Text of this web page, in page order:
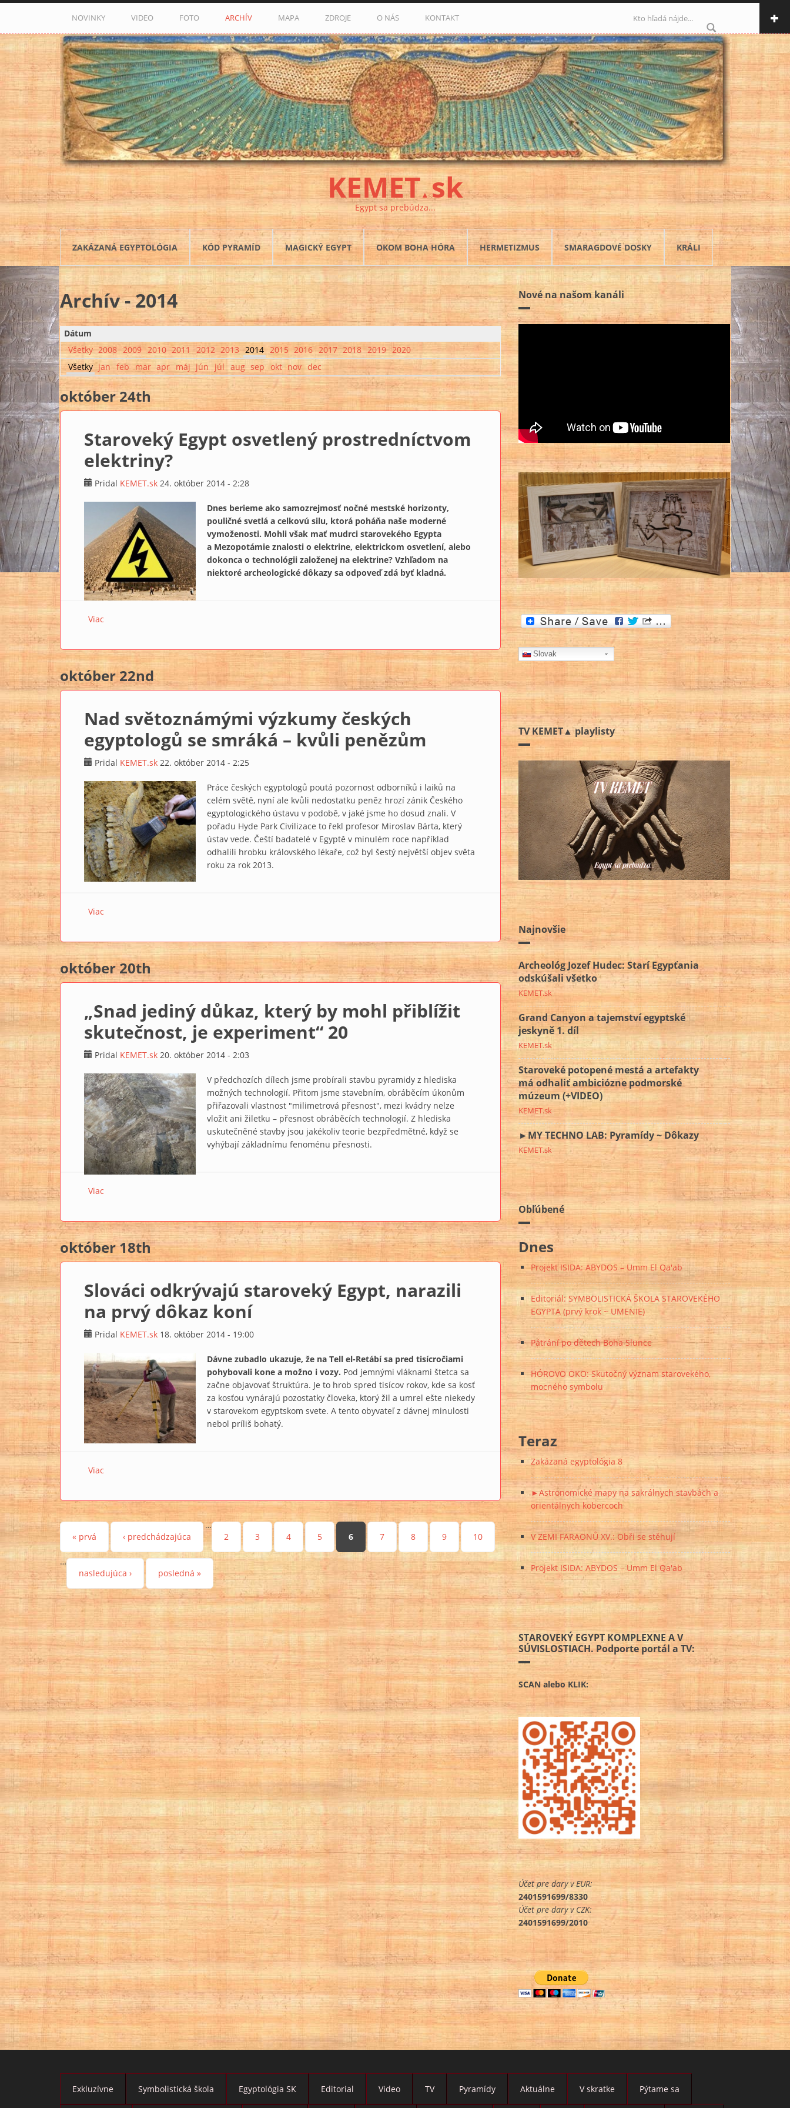
Skočiť na hlavný obsah
NOVINKY VIDEO FOTO ARCHÍV MAPA ZDROJE O NÁS KONTAKT Vyhľadávanie
KEMET▲sk
Egypt sa prebúdza...
ZAKÁZANÁ EGYPTOLÓGIA KÓD PYRAMÍD MAGICKÝ EGYPT OKOM BOHA HÓRA HERMETIZMUS SMARAGDOVÉ DOSKY KRÁLI
Archív - 2014
Dátum
Všetky 2008 2009 2010 2011 2012 2013 2014 2015 2016 2017 2018 2019 2020
Všetky jan feb mar apr máj jún júl aug sep okt nov dec
október 24th
Staroveký Egypt osvetlený prostredníctvom
elektriny?
Pridal KEMET.sk 24. október 2014 - 2:28
Dnes berieme ako samozrejmosť nočné mestské horizonty,
pouličné svetlá a celkovú silu, ktorá poháňa naše moderné
vymoženosti. Mohli však mať mudrci starovekého Egypta
a Mezopotámie znalosti o elektrine, elektrickom osvetlení, alebo
dokonca o technológii založenej na elektrine? Vzhľadom na
niektoré archeologické dôkazy sa odpoveď zdá byť kladná.
Viac
október 22nd
Nad světoznámými výzkumy českých
egyptologů se smráká – kvůli penězům
Pridal KEMET.sk 22. október 2014 - 2:25
Práce českých egyptologů poutá pozornost odborníků i laiků na
celém světě, nyní ale kvůli nedostatku peněz hrozí zánik Českého
egyptologického ústavu v podobě, v jaké jsme ho dosud znali. V
pořadu Hyde Park Civilizace to řekl profesor Miroslav Bárta, který
ústav vede. Čeští badatelé v Egyptě v minulém roce například
odhalili hrobku královského lékaře, což byl šestý největší objev světa
roku za rok 2013.
Viac
október 20th
„Snad jediný důkaz, který by mohl přiblížit
skutečnost, je experiment“ 20
Pridal KEMET.sk 20. október 2014 - 2:03
V předchozích dílech jsme probírali stavbu pyramidy z hlediska
možných technologií. Přitom jsme stavebním, obráběcím úkonům
přiřazovali vlastnost "milimetrová přesnost", mezi kvádry nelze
vložit ani žiletku – přesnost obráběcích technologií. Z hlediska
uskutečněné stavby jsou jakékoliv teorie bezpředmětné, když se
vyhýbají základnímu fenoménu přesnosti.
Viac
október 18th
Slováci odkrývajú staroveký Egypt, narazili
na prvý dôkaz koní
Pridal KEMET.sk 18. október 2014 - 19:00
Dávne zubadlo ukazuje, že na Tell el-­Retábí sa pred tisícročiami
pohybovali kone a možno i vozy. Pod jemnými vláknami štetca sa
začne objavovať štruktúra. Je to hrob spred tisícov rokov, kde sa kosť
za kosťou vynárajú pozostatky človeka, ktorý žil a umrel ešte niekedy
v starovekom egyptskom svete. A tento obyvateľ z dávnej minulosti
nebol príliš bohatý.
Viac
Stránky
« prvá ‹ predchádzajúca
…
2
3 4 5 6 7 8 9 10
…
nasledujúca ›
posledná »
Nové na našom kanáli
Slovak
TV KEMET▲ playlisty
Najnovšie
Archeológ Jozef Hudec: Starí Egypťania
odskúšali všetko
KEMET.sk
Grand Canyon a tajemství egyptské
jeskyně 1. díl
KEMET.sk
Staroveké potopené mestá a artefakty
má odhaliť ambiciózne podmorské
múzeum (+VIDEO)
KEMET.sk
►MY TECHNO LAB: Pyramídy ~ Dôkazy
KEMET.sk
Obľúbené
Dnes
Projekt ISIDA: ABYDOS – Umm El Qa'ab
Editoriál: SYMBOLISTICKÁ ŠKOLA STAROVEKÉHO
EGYPTA (prvý krok ~ UMENIE)
Pátrání po dětech Boha Slunce
HÓROVO OKO: Skutočný význam starovekého,
mocného symbolu
Teraz
Zakázaná egyptológia 8
►Astronomické mapy na sakrálnych stavbách a
orientálnych kobercoch
V ZEMI FARAONŮ XV.: Obři se stěhují
Projekt ISIDA: ABYDOS – Umm El Qa'ab
STAROVEKÝ EGYPT KOMPLEXNE A V
SÚVISLOSTIACH. Podporte portál a TV:
SCAN alebo KLIK:
Účet pre dary v EUR:
2401591699/8330
Účet pre dary v CZK:
2401591699/2010
Exkluzívne Symbolistická škola Egyptológia SK Editorial Video TV Pyramídy Aktuálne V skratke Pýtame sa